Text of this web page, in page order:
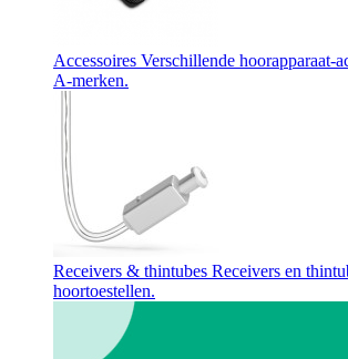
Accessoires Verschillende hoorapparaat-
A-merken.
Receivers & thintubes Receivers en
hoortoestellen.